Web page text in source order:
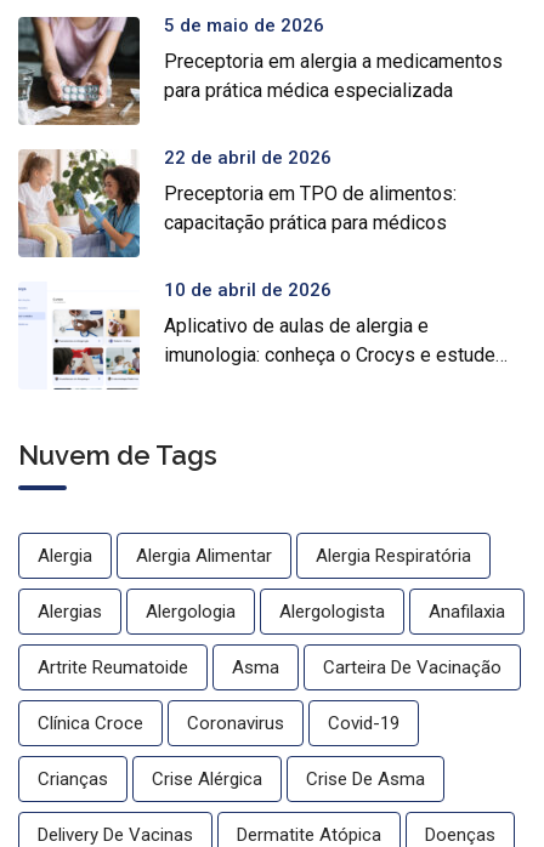
5 de maio de 2026
Preceptoria em alergia a medicamentos
para prática médica especializada
22 de abril de 2026
Preceptoria em TPO de alimentos:
capacitação prática para médicos
10 de abril de 2026
Aplicativo de aulas de alergia e
imunologia: conheça o Crocys e estude
Nuvem de Tags
Alergia Alergia Alimentar Alergia Respiratória
Alergias Alergologia Alergologista Anafilaxia
Artrite Reumatoide Asma Carteira De Vacinação
Clínica Croce Coronavirus Covid-19
Crianças Crise Alérgica Crise De Asma
Delivery De Vacinas Dermatite Atópica Doenças